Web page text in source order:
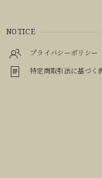
NOTICE
プライバシーポリシー
特定商取引法に基づく